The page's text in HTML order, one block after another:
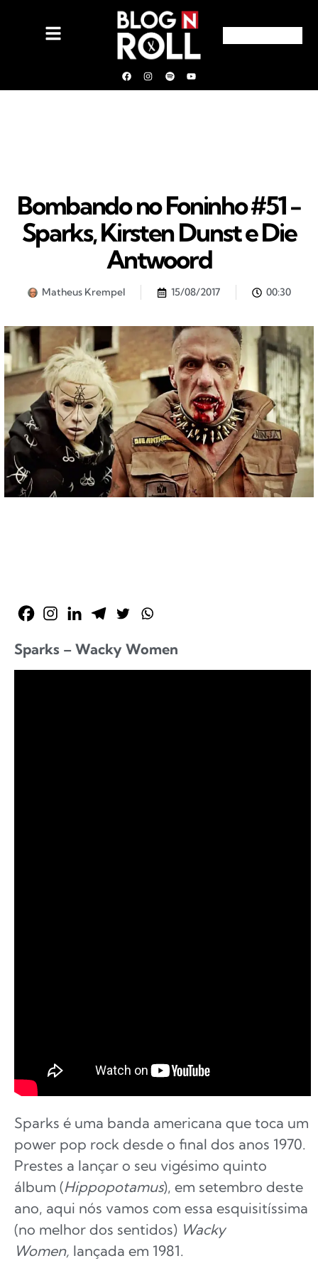
Bombando no Foninho #51 -
Sparks, Kirsten Dunst e Die
Antwoord
Matheus Krempel 15/08/2017 00:30
Sparks – Wacky Women
Sparks é uma banda americana que toca um
power pop rock desde o final dos anos 1970.
Prestes a lançar o seu vigésimo quinto
álbum (Hippopotamus), em setembro deste
ano, aqui nós vamos com essa esquisitíssima
(no melhor dos sentidos) Wacky
Women, lançada em 1981.